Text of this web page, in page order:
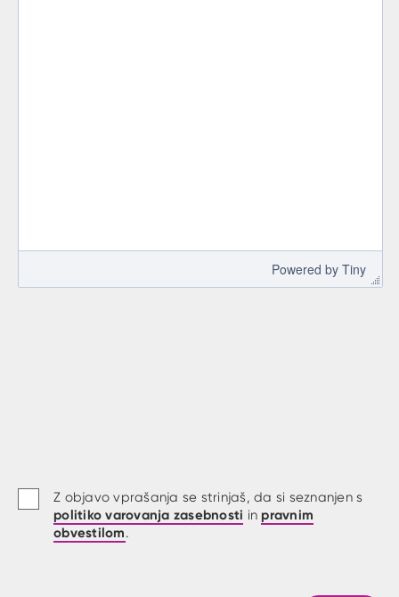
Powered by Tiny
Z objavo vprašanja se strinjaš, da si seznanjen s
politiko varovanja zasebnosti in pravnim
obvestilom.